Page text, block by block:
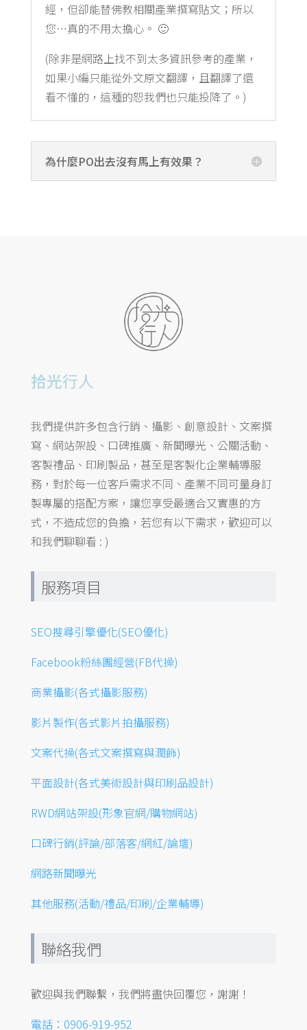
經，但卻能替佛教相關產業撰寫貼文；所以
您…真的不用太擔心。 🙂
(除非是網路上找不到太多資訊參考的產業，
如果小編只能從外文原文翻譯，且翻譯了還
看不懂的，這種的恕我們也只能投降了。)
為什麼PO出去沒有馬上有效果？
拾光行人
我們提供許多包含行銷、攝影、創意設計、文案撰
寫、網站架設、口碑推廣、新聞曝光、公關活動、
客製禮品、印刷製品，甚至是客製化企業輔導服
務，對於每一位客戶需求不同、產業不同可量身訂
製專屬的搭配方案，讓您享受最適合又實惠的方
式，不造成您的負擔，若您有以下需求，歡迎可以
和我們聊聊看 : )
服務項目
SEO搜尋引擎優化(SEO優化)
Facebook粉絲團經營(FB代操)
商業攝影(各式攝影服務)
影片製作(各式影片拍攝服務)
文案代操(各式文案撰寫與潤飾)
平面設計(各式美術設計與印刷品設計)
RWD網站架設(形象官網/購物網站)
口碑行銷(評論/部落客/網紅/論壇)
網路新聞曝光
其他服務(活動/禮品/印刷/企業輔導)
聯絡我們
歡迎與我們聯繫，我們將盡快回覆您，謝謝！
電話：0906-919-952